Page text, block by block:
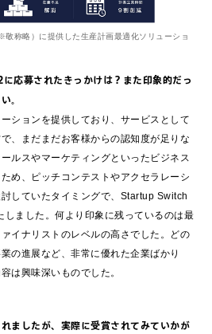
敬称略）に提供した生産計画最適化ソリューショ
募されたきっかけは？また印象的だっ
。
ションを提供しており、サービスとして
、まだまだお客様からの認知度が足りな
ルスやマーケティングといったビジネス
め、ピッチコンテストやアクセラレーシ
していたタイミングで、Startup Switch
ました。何より印象に残っているのは最
イナリストのレベルの高さでした。どの
の進展など、非常に優れた企業ばかり
は興味深いものでした。
したが、実際に受賞されてみていかが